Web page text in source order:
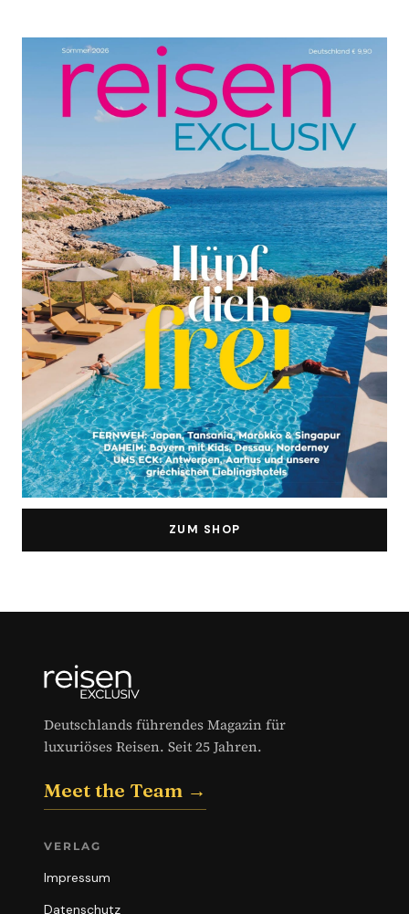
ZUM SHOP
Deutschlands führendes Magazin für
luxuriöses Reisen. Seit 25 Jahren.
Meet the Team →
VERLAG
Impressum
Datenschutz